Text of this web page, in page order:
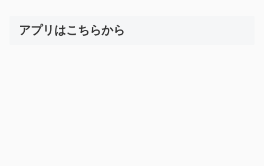
アプリはこちらから